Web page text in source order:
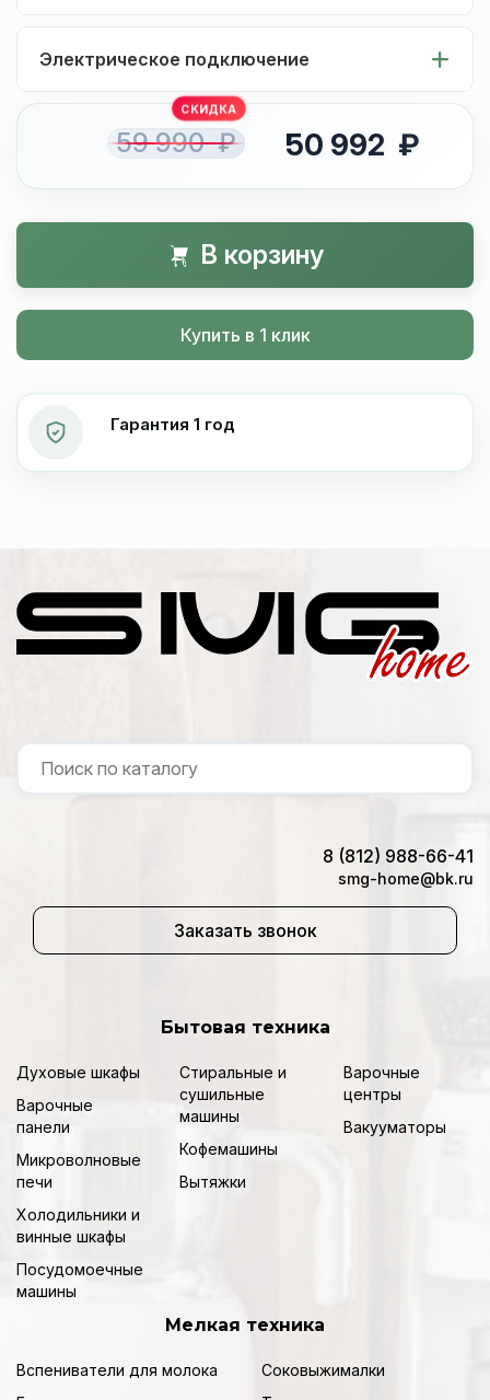
Электрическое подключение
59 990 ₽ 50 992 ₽
В корзину
Купить в 1 клик
Гарантия 1 год
8 (812) 988-66-41
smg-home@bk.ru
Заказать звонок
Бытовая техника
Духовые шкафы
Варочные
панели
Микроволновые
печи
Холодильники и
винные шкафы
Посудомоечные
машины
Стиральные и
сушильные
машины
Кофемашины
Вытяжки
Варочные
центры
Вакууматоры
Мелкая техника
Вспениватели для молока
Соковыжималки